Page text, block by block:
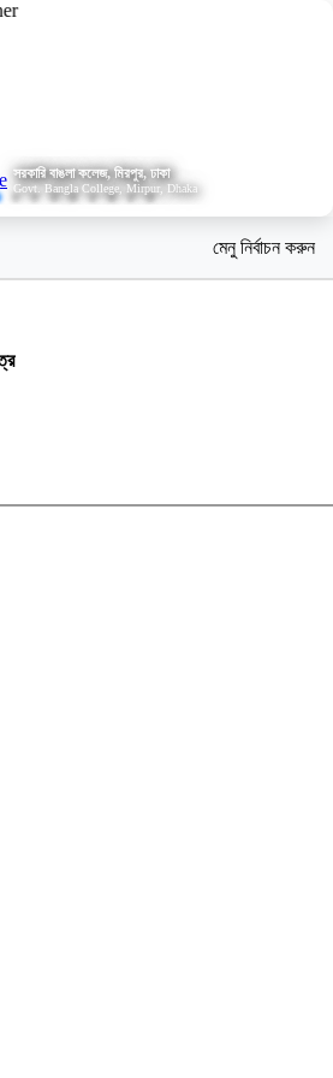
সরকারি বাঙলা কলেজ, মিরপুর, ঢাকা
Govt. Bangla College, Mirpur, Dhaka
মেনু নির্বাচন করুন